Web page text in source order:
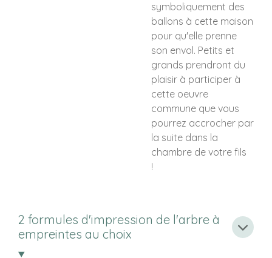
symboliquement des
ballons à cette maison
pour qu'elle prenne
son envol. Petits et
grands prendront du
plaisir à participer à
cette oeuvre
commune que vous
pourrez accrocher par
la suite dans la
chambre de votre fils
!
2 formules d'impression de l'arbre à
empreintes au choix